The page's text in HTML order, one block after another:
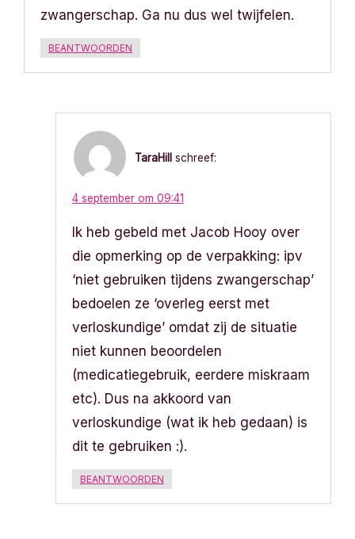
zwangerschap. Ga nu dus wel twijfelen.
BEANTWOORDEN
TaraHill schreef:
4 september om 09:41
Ik heb gebeld met Jacob Hooy over
die opmerking op de verpakking: ipv
‘niet gebruiken tijdens zwangerschap’
bedoelen ze ‘overleg eerst met
verloskundige’ omdat zij de situatie
niet kunnen beoordelen
(medicatiegebruik, eerdere miskraam
etc). Dus na akkoord van
verloskundige (wat ik heb gedaan) is
dit te gebruiken :).
BEANTWOORDEN